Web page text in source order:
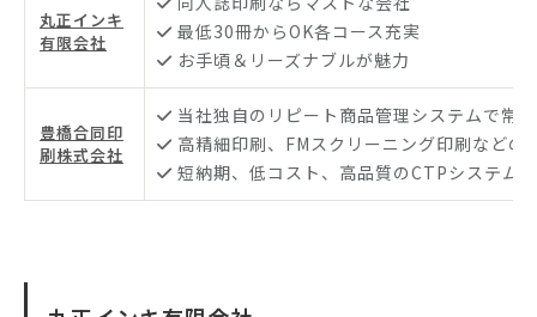
丸正インキ
有限会社
最低30冊からOK各コース充実
お手頃＆リーズナブルが魅力
豊橋合同印
刷株式会社
当社独自のリピート商品管理システムで常
高精細印刷、FMスクリーニング印刷などの
短納期、低コスト、高品質のCTPシステム